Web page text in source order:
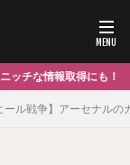
ール戦争】アーセナル